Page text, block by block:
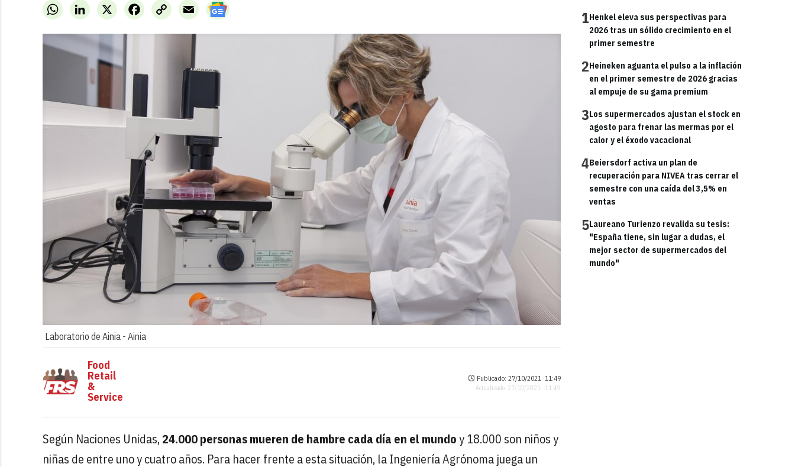
WhatsAppLinkedInX FacebookCopy
Link
Email
Laboratorio de Ainia - Ainia
1Henkel eleva sus perspectivas para
2026 tras un sólido crecimiento en el
primer semestre
2Heineken aguanta el pulso a la inflación
en el primer semestre de 2026 gracias
al empuje de su gama premium
3Los supermercados ajustan el stock en
agosto para frenar las mermas por el
calor y el éxodo vacacional
4Beiersdorf activa un plan de
recuperación para NIVEA tras cerrar el
semestre con una caída del 3,5% en
ventas
5Laureano Turienzo revalida su tesis:
"España tiene, sin lugar a dudas, el
mejor sector de supermercados del
mundo"
Food
Retail
&
Service
Publicado: 27/10/2021 ·11:49
Actualizado: 27/10/2021 · 11:49
Según Naciones Unidas,24.000 personas mueren de hambre cada día en el mundoy 18.000 son niños y
niñas de entre uno y cuatro años. Para hacer frente a esta situación, la Ingeniería Agrónoma juega un